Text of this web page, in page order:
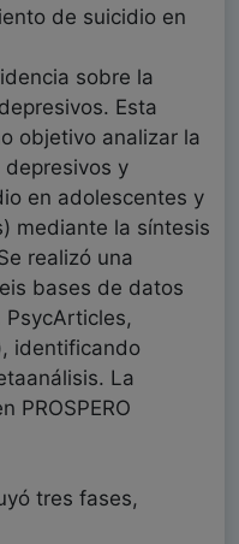
de suicidio en
sobre la
Esta
objetivo analizar la
y
en adolescentes y
mediante la síntesis
realizó una
bases de datos
PsycArticles,
identificando
La
PROSPERO
tres fases,